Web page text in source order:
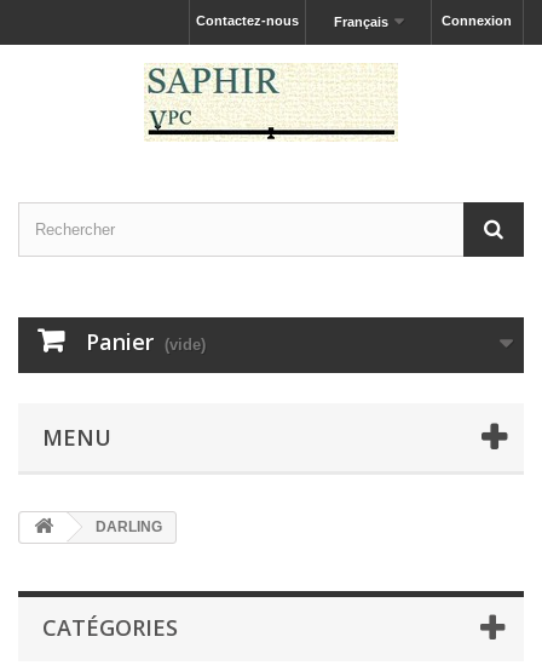
Connexion
Français
Contactez-nous
Panier (vide)
MENU
DARLING
CATÉGORIES